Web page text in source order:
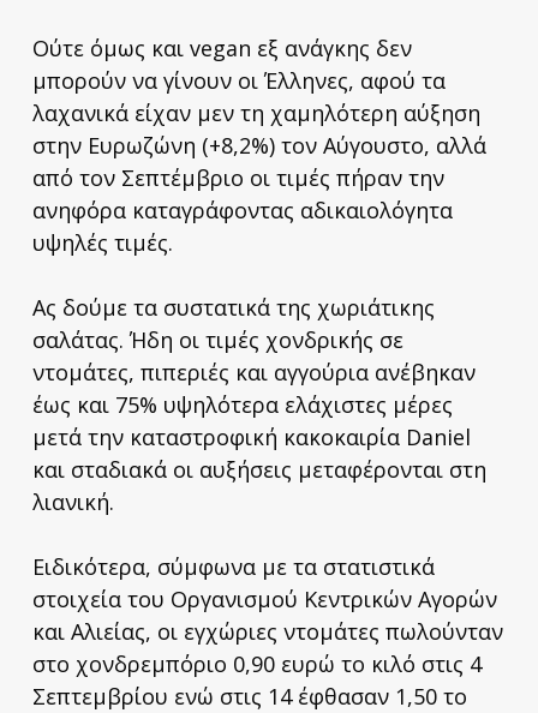
Ούτε όμως και vegan εξ ανάγκης δεν
μπορούν να γίνουν οι Έλληνες, αφού τα
λαχανικά είχαν μεν τη χαμηλότερη αύξηση
στην Ευρωζώνη (+8,2%) τον Αύγουστο, αλλά
από τον Σεπτέμβριο οι τιμές πήραν την
ανηφόρα καταγράφοντας αδικαιολόγητα
υψηλές τιμές.
Ας δούμε τα συστατικά της χωριάτικης
σαλάτας. Ήδη οι τιμές χονδρικής σε
ντομάτες, πιπεριές και αγγούρια ανέβηκαν
έως και 75% υψηλότερα ελάχιστες μέρες
μετά την καταστροφική κακοκαιρία Daniel
και σταδιακά οι αυξήσεις μεταφέρονται στη
λιανική.
Ειδικότερα, σύμφωνα με τα στατιστικά
στοιχεία του Οργανισμού Κεντρικών Αγορών
και Αλιείας, οι εγχώριες ντομάτες πωλούνταν
στο χονδρεμπόριο 0,90 ευρώ το κιλό στις 4
Σεπτεμβρίου ενώ στις 14 έφθασαν 1,50 το